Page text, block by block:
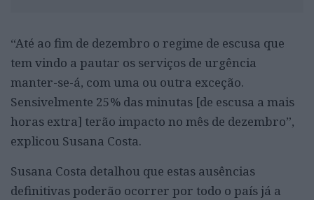
“Até ao fim de dezembro o regime de escusa que
tem vindo a pautar os serviços de urgência
manter-se-á, com uma ou outra exceção.
Sensivelmente 25% das minutas [de escusa a mais
horas extra] terão impacto no mês de dezembro”,
explicou Susana Costa.
Susana Costa detalhou que estas ausências
definitivas poderão ocorrer por todo o país já a